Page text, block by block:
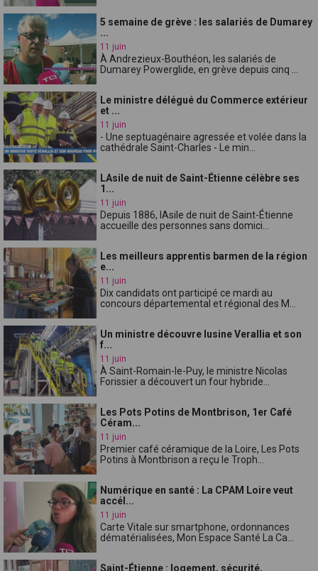
5 semaine de grève : les salariés de Dumarey
...
11 juin
À Andrezieux-Bouthéon, les salariés de
Dumarey Powerglide, en grève depuis cinq ...
Le ministre délégué du Commerce extérieur
et ...
11 juin
- Une septuagénaire agressée et volée dans la
cathédrale Saint-Charles - Le min...
LAsile de nuit de Saint-Étienne célèbre ses
1...
11 juin
Depuis 1886, lAsile de nuit de Saint-Étienne
accueille des personnes sans domici...
Les meilleurs apprentis barmen de la région
e...
11 juin
Dix candidats ont participé ce mardi au
concours départemental et régional des M...
Un ministre découvre lusine Verallia et son
f...
11 juin
À Saint-Romain-le-Puy, le ministre Nicolas
Forissier a découvert un four hybride...
Les Pots Potins de Montbrison, 1er Café
Céram...
11 juin
Premier café céramique de la Loire, Les Pots
Potins à Montbrison a reçu le Troph...
Numérique en santé : La CPAM Loire veut
accél...
11 juin
Carte Vitale sur smartphone, ordonnances
dématérialisées, Mon Espace Santé La Ca...
Saint-Étienne : logement, sécurité,